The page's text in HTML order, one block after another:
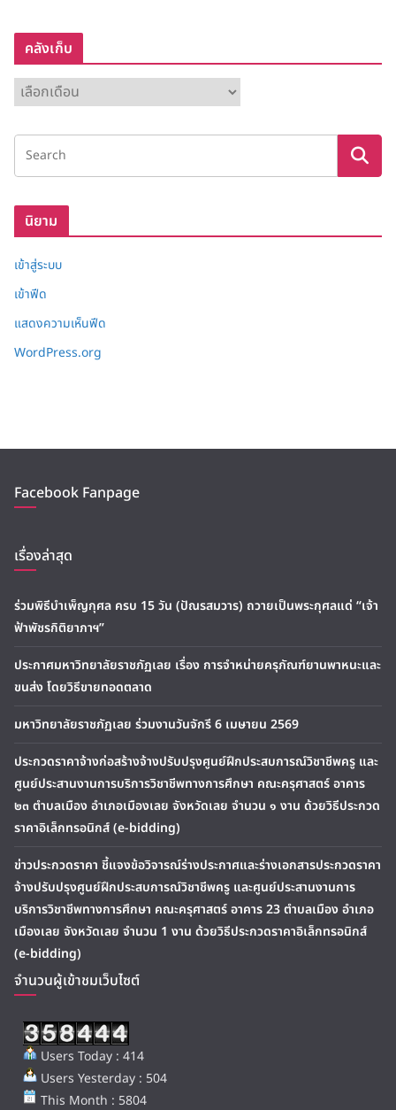
คลังเก็บ
ลั
ง
ก็
นิยาม
เข้าสู่ระบบ
เข้าฟีด
แสดงความเห็นฟีด
WordPress.org
Facebook Fanpage
เรื่องล่าสุด
ร่วมพิธีบำเพ็ญกุศล ครบ 15 วัน (ปัณรสมวาร) ถวายเป็นพระกุศลแด่ “เจ้า
ฟ้าพัชรกิติยาภาฯ”
ประกาศมหาวิทยาลัยราชภัฏเลย เรื่อง การจำหน่ายครุภัณฑ์ยานพาหนะและ
ขนส่ง โดยวิธีขายทอดตลาด
มหาวิทยาลัยราชภัฏเลย ร่วมงานวันจักรี 6 เมษายน 2569
ประกวดราคาจ้างก่อสร้างจ้างปรับปรุงศูนย์ฝึกประสบการณ์วิชาชีพครู และ
ศูนย์ประสานงานการบริการวิชาชีพทางการศึกษา คณะครุศาสตร์ อาคาร
๒๓ ตำบลเมือง อำเภอเมืองเลย จังหวัดเลย จำนวน ๑ งาน ด้วยวิธีประกวด
ราคาอิเล็กทรอนิกส์ (e-bidding)
ข่าวประกวดราคา ชี้แจงข้อวิจารณ์ร่างประกาศและร่างเอกสารประกวดราคา
จ้างปรับปรุงศูนย์ฝึกประสบการณ์วิชาชีพครู และศูนย์ประสานงานการ
บริการวิชาชีพทางการศึกษา คณะครุศาสตร์ อาคาร 23 ตำบลเมือง อำเภอ
เมืองเลย จังหวัดเลย จำนวน 1 งาน ด้วยวิธีประกวดราคาอิเล็กทรอนิกส์
(e-bidding)
จำนวนผู้เข้าชมเว็บไซต์
Users Today : 414
Users Yesterday : 504
This Month : 5804